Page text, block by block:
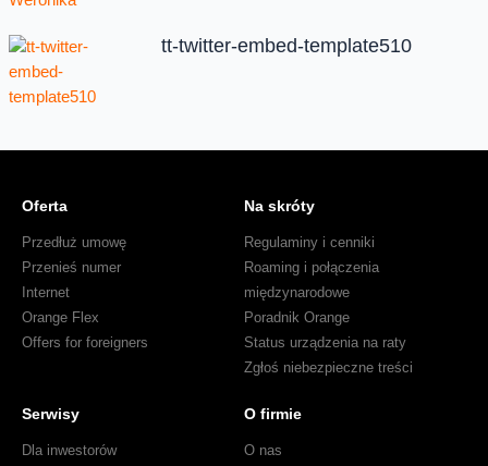
tt-twitter-embed-template510
Oferta
Przedłuż umowę
Przenieś numer
Internet
Orange Flex
Offers for foreigners
Na skróty
Regulaminy i cenniki
Roaming i połączenia
międzynarodowe
Poradnik Orange
Status urządzenia na raty
Zgłoś niebezpieczne treści
Serwisy
Dla inwestorów
O firmie
O nas